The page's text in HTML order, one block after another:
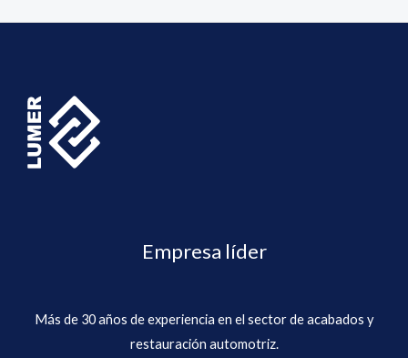
Empresa líder
Más de 30 años de experiencia en el sector de acabados y
restauración automotriz.